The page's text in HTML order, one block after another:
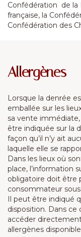
Confédération de la
française, la
Confédération des
Allergènes
Lorsque la denrée
emballée sur les
sa vente
être indiquée sur la
façon qu’il n’y ait
laquelle elle se
Dans les lieux où
place, l’information
obligatoire doit être
consommateur
Il peut être indiqué
disposition. Dans
accéder
allergènes